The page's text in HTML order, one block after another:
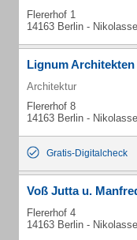
Flererhof 1
14163 Berlin -
Lignum
Architektur
Flererhof 8
14163 Berlin -
Gratis-Digitalcheck
Voß Jutta u.
Flererhof 4
14163 Berlin -